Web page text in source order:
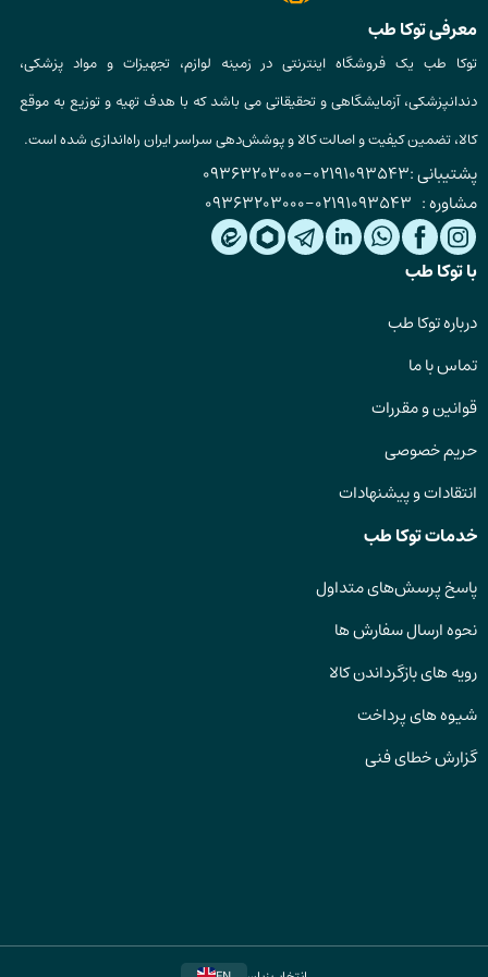
معرفی توکا طب
توکا طب یک فروشگاه اینترنتی در زمینه لوازم، تجهیزات و مواد پزشکی،
دندانپزشکی، آزمایشگاهی و تحقیقاتی می باشد که با هدف تهیه و توزیع به موقع
کالا، تضمین کیفیت و اصالت کالا و پوشش‌دهی سراسر ایران راه‌اندازی شده است.
پشتیبانی :02191093543
-
09363203000
مشاوره : 02191093543
-
09363203000
با توکا طب
درباره توکا طب
تماس با ما
قوانین و مقررات
حریم خصوصی
انتقادات و پیشنهادات
خدمات توکا طب
پاسخ پرسش‌های متداول
نحوه ارسال سفارش ها
رویه های بازگرداندن کالا
شیوه های پرداخت
گزارش خطای فنی